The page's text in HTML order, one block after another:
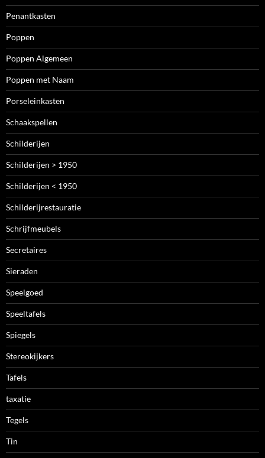
Penantkasten
Poppen
Poppen Algemeen
Poppen met Naam
Porseleinkasten
Schaakspellen
Schilderijen
Schilderijen > 1950
Schilderijen < 1950
Schilderijrestauratie
Schrijfmeubels
Secretaires
Sieraden
Speelgoed
Speeltafels
Spiegels
Stereokijkers
Tafels
taxatie
Tegels
Tin